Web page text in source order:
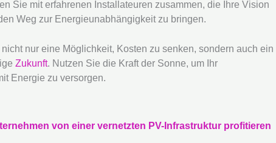
Sie mit erfahrenen Installateuren zusammen, die Ihre Vision
Weg zur Energieunabhängigkeit zu bringen.
nicht nur eine Möglichkeit, Kosten zu senken, sondern auch ein
Zukunft. Nutzen Sie die Kraft der Sonne, um Ihr
Energie zu versorgen.
von einer vernetzten PV-Infrastruktur profitieren